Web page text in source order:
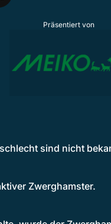
Präsentiert von
sind nicht
Zwerghamster.